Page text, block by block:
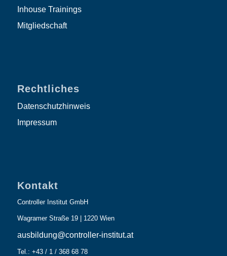
Inhouse Trainings
Mitgliedschaft
Rechtliches
Datenschutzhinweis
Impressum
Kontakt
Controller Institut GmbH
Wagramer Straße 19 | 1220 Wien
ausbildung@controller-institut.at
Tel.: +43 / 1 / 368 68 78